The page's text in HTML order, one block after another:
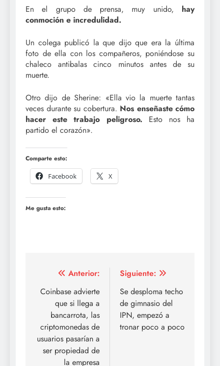
En el grupo de prensa, muy unido, hay
conmoción e incredulidad.
Un colega publicó la que dijo que era la última
foto de ella con los compañeros, poniéndose su
chaleco antibalas cinco minutos antes de su
muerte.
Otro dijo de Sherine: «Ella vio la muerte tantas
veces durante su cobertura. Nos enseñaste cómo
hacer este trabajo peligroso. Esto nos ha
partido el corazón».
Comparte esto:
Facebook
X
Me gusta esto:
Navegación
de
entradas
Anterior:
Coinbase advierte
que si llega a
bancarrota, las
criptomonedas de
usuarios pasarían a
ser propiedad de
la empresa
Siguiente:
Se desploma techo
de gimnasio del
IPN, empezó a
tronar poco a poco